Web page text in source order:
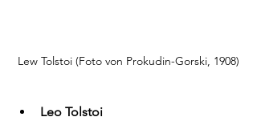
Lew Tolstoi (Foto von Prokudin-Gorski, 1908)
Leo Tolstoi